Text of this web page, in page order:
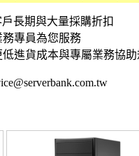
長期與大量採購折扣
專員為您服務
進貨成本與專屬業務協